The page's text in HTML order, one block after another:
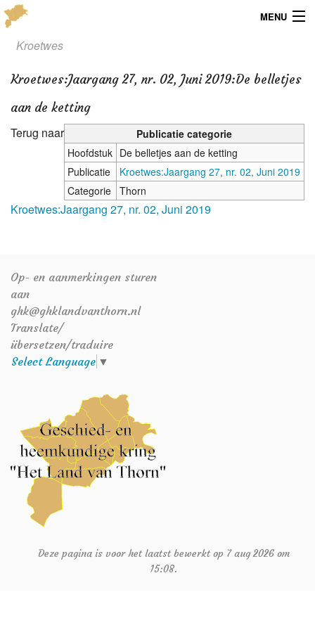
MENU
Menu
Publicaties
Dialect
Overig
Kroetwes
Kroetwes:Jaargang 27, nr. 02, Juni 2019:De belletjes
aan de ketting
Publicatie categorie
Hoofdstuk De belletjes aan de ketting
Publicatie
Kroetwes:Jaargang 27, nr. 02, Juni 2019
Categorie
Thorn
Terug naar
Kroetwes:Jaargang 27, nr. 02, Juni 2019
Op- en aanmerkingen sturen
aan
ghk@ghklandvanthorn.nl
Translate/
übersetzen/traduire
Select Language ▼
Deze pagina is voor het laatst bewerkt op 7 aug 2026 om
15:08.